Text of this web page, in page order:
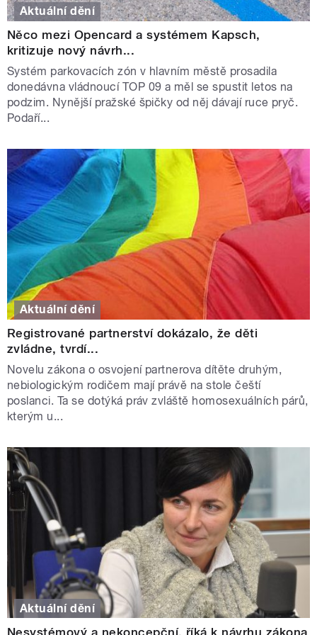
Aktuální dění
Něco mezi Opencard a systémem Kapsch,
kritizuje nový návrh...
Systém parkovacích zón v hlavním městě prosadila
donedávna vládnoucí TOP 09 a měl se spustit letos na
podzim. Nynější pražské špičky od něj dávají ruce pryč.
Podaří...
Aktuální dění
Registrované partnerství dokázalo, že děti
zvládne, tvrdí...
Novelu zákona o osvojení partnerova dítěte druhým,
nebiologickým rodičem mají právě na stole čeští
poslanci. Ta se dotýká práv zvláště homosexuálních párů,
kterým u...
Aktuální dění
Nesystémový a nekoncepční, říká k návrhu zákona